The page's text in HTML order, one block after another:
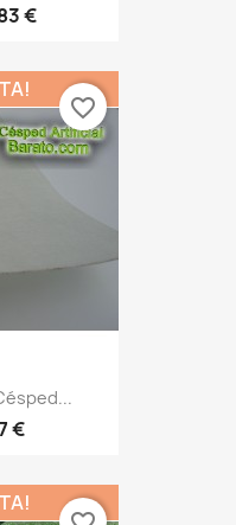
€
€
favorite_border